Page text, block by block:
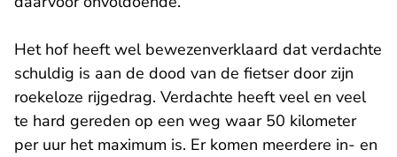
Het hof heeft wel bewezenverklaard dat verdachte
schuldig is aan de dood van de fietser door zijn
roekeloze rijgedrag. Verdachte heeft veel en veel
te hard gereden op een weg waar 50 kilometer
per uur het maximum is. Er komen meerdere in- en